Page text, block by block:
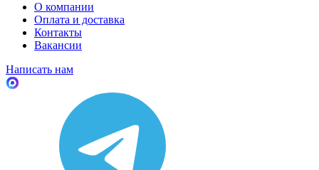
О компании
Оплата и доставка
Контакты
Вакансии
Написать нам